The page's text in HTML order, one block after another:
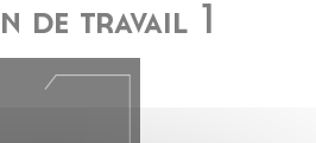
de travail 1